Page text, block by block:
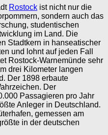
Rostock ist nicht nur die
sondern auch das
studentischen
im Land. Die
Stadtkern in hanseatischer
und lohnt auf jeden Fall
Rostock-Warnemünde sehr
drei Kilometer langen
Der 1898 erbaute
Der
Passagieren pro Jahr
Anleger in Deutschland.
gemessen am
in der deutschen